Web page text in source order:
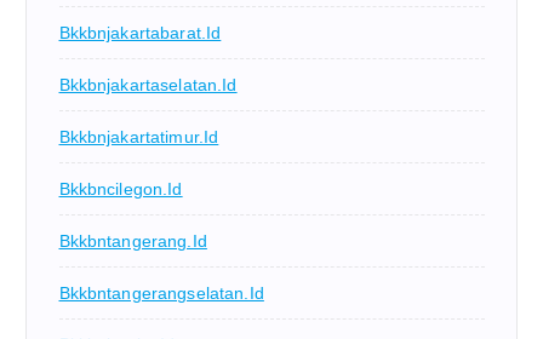
Bkkbnjakartabarat.id
Bkkbnjakartaselatan.id
Bkkbnjakartatimur.id
Bkkbncilegon.id
Bkkbntangerang.id
Bkkbntangerangselatan.id